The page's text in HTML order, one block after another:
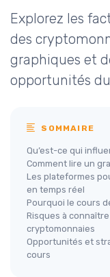
Explorez les
des
graphiques et
opportunités
SOMMAIRE
Qu’est-ce qui
Comment lire un
Les plateformes
en temps réel
Pourquoi le cours
Risques à
cryptomonnaies
Opportunités et
cours